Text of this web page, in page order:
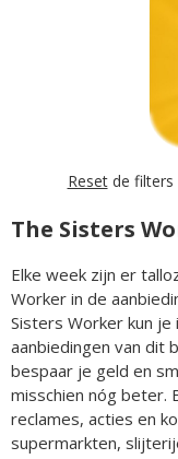
Resetde filters
The Sisters
Elke week zijn er
Worker in de
Sisters Worker kun
aanbiedingen van dit
bespaar je geld en
misschien nóg beter.
reclames, acties en
supermarkten,